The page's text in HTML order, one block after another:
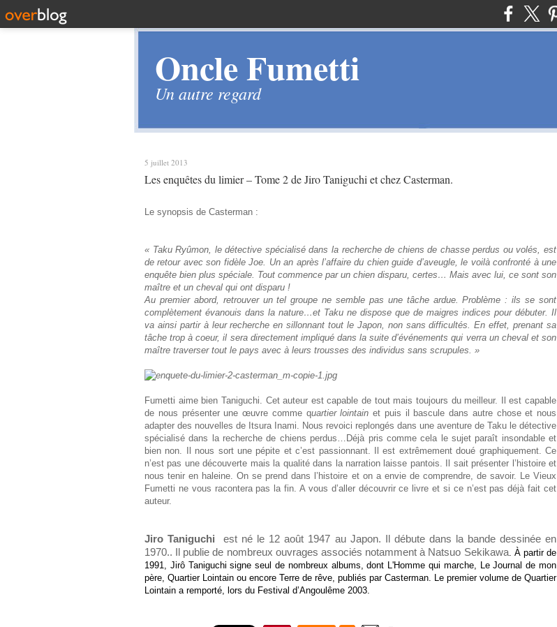
Oncle Fumetti
Un autre regard
5 juillet 2013
Les enquêtes du limier – Tome 2 de Jiro Taniguchi et chez Casterman.
Le synopsis de Casterman :
« Taku Ryûmon, le détective spécialisé dans la recherche de chiens de chasse perdus ou volés, est
de retour avec son fidèle Joe. Un an après l’affaire du chien guide d’aveugle, le voilà confronté à une
enquête bien plus spéciale. Tout commence par un chien disparu, certes… Mais avec lui, ce sont son
maître et un cheval qui ont disparu !
Au premier abord, retrouver un tel groupe ne semble pas une tâche ardue. Problème : ils se sont
complètement évanouis dans la nature…et Taku ne dispose que de maigres indices pour débuter. Il
va ainsi partir à leur recherche en sillonnant tout le Japon, non sans difficultés. En effet, prenant sa
tâche trop à coeur, il sera directement impliqué dans la suite d’événements qui verra un cheval et son
maître traverser tout le pays avec à leurs trousses des individus sans scrupules. »
Fumetti aime bien Taniguchi. Cet auteur est capable de tout mais toujours du meilleur. Il est capable
de nous présenter une œuvre comme quartier lointain et puis il bascule dans autre chose et nous
adapter des nouvelles de Itsura Inami. Nous revoici replongés dans une aventure de Taku le détective
spécialisé dans la recherche de chiens perdus…Déjà pris comme cela le sujet paraît insondable et
bien non. Il nous sort une pépite et c’est passionnant. Il est extrêmement doué graphiquement. Ce
n’est pas une découverte mais la qualité dans la narration laisse pantois. Il sait présenter l’histoire et
nous tenir en haleine. On se prend dans l’histoire et on a envie de comprendre, de savoir. Le Vieux
Fumetti ne vous racontera pas la fin. A vous d’aller découvrir ce livre et si ce n’est pas déjà fait cet
auteur.
Jiro Taniguchi
est né le 12 août 1947 au Japon. Il débute dans la bande dessinée en
1970.. Il publie de nombreux ouvrages associés notamment à Natsuo Sekikawa. À partir de
1991, Jirô Taniguchi signe seul de nombreux albums, dont L'Homme qui marche, Le Journal de mon
père, Quartier Lointain ou encore Terre de rêve, publiés par Casterman. Le premier volume de Quartier
Lointain a remporté, lors du Festival d’Angoulême 2003.